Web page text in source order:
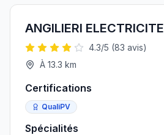
ANGILIERI ELECTRICITE
4.3/5 (83 avis)
À 13.3 km
Certifications
QualiPV
Spécialités